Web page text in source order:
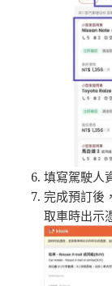
填寫駕駛人
完成預訂後
取車時出示